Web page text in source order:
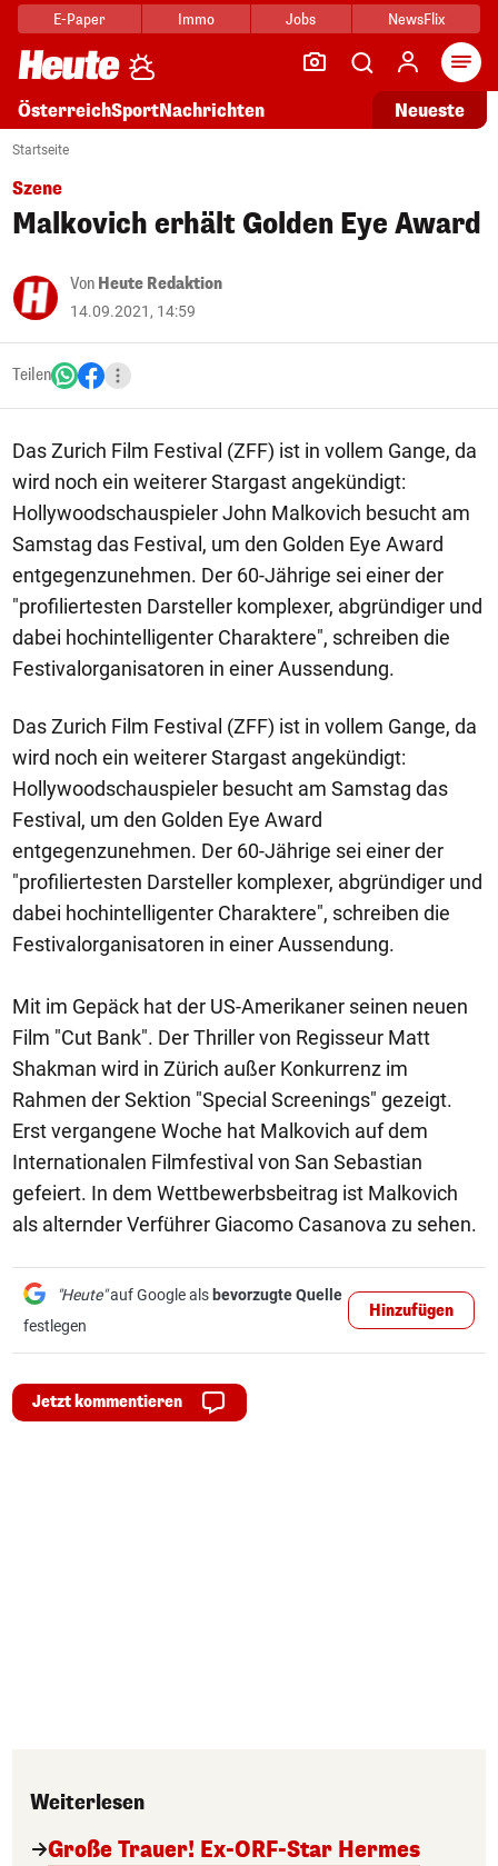
E-Paper Immo Jobs NewsFlix
ÖsterreichSportNachrichten Neueste
Startseite
Szene
Malkovich erhält Golden Eye Award
Von Heute Redaktion
14.09.2021, 14:59
Teilen
Das Zurich Film Festival (ZFF) ist in vollem Gange, da
wird noch ein weiterer Stargast angekündigt:
Hollywoodschauspieler John Malkovich besucht am
Samstag das Festival, um den Golden Eye Award
entgegenzunehmen. Der 60-Jährige sei einer der
"profiliertesten Darsteller komplexer, abgründiger und
dabei hochintelligenter Charaktere", schreiben die
Festivalorganisatoren in einer Aussendung.
Das Zurich Film Festival (ZFF) ist in vollem Gange, da
wird noch ein weiterer Stargast angekündigt:
Hollywoodschauspieler besucht am Samstag das
Festival, um den Golden Eye Award
entgegenzunehmen. Der 60-Jährige sei einer der
"profiliertesten Darsteller komplexer, abgründiger und
dabei hochintelligenter Charaktere", schreiben die
Festivalorganisatoren in einer Aussendung.
Mit im Gepäck hat der US-Amerikaner seinen neuen
Film "Cut Bank". Der Thriller von Regisseur Matt
Shakman wird in Zürich außer Konkurrenz im
Rahmen der Sektion "Special Screenings" gezeigt.
Erst vergangene Woche hat Malkovich auf dem
Internationalen Filmfestival von San Sebastian
gefeiert. In dem Wettbewerbsbeitrag ist Malkovich
als alternder Verführer Giacomo Casanova zu sehen.
"Heute"auf Google als bevorzugte Quelle
festlegen
Hinzufügen
Jetzt kommentieren
Weiterlesen
Große Trauer! Ex-ORF-Star Hermes